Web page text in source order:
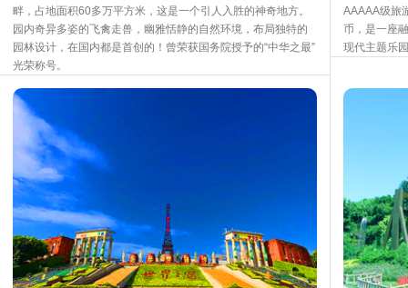
畔，占地面积60多万平方米，这是一个引人入胜的神奇地方。
园内奇异多姿的飞禽走兽，幽雅恬静的自然环境，布局独特的
园林设计，在国内都是首创的！曾荣获国务院授予的“中华之最”
光荣称号。
AAAAA级旅
币，是一座
现代主题乐